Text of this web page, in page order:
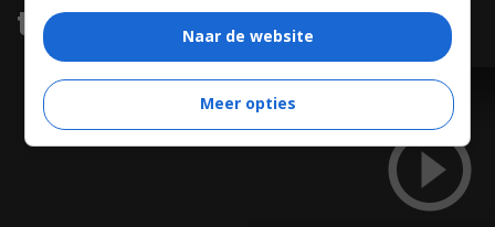
trailers & clipsNaar de website
Meer opties